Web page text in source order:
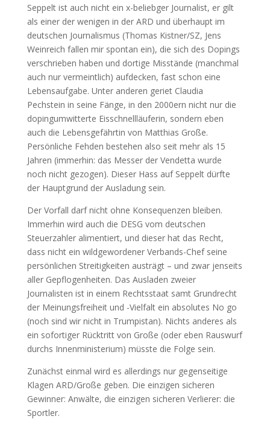
Seppelt ist auch nicht ein x-beliebger Journalist, er gilt
als einer der wenigen in der ARD und überhaupt im
deutschen Journalismus (Thomas Kistner/SZ, Jens
Weinreich fallen mir spontan ein), die sich des Dopings
verschrieben haben und dortige Misstände (manchmal
auch nur vermeintlich) aufdecken, fast schon eine
Lebensaufgabe. Unter anderen geriet Claudia
Pechstein in seine Fänge, in den 2000ern nicht nur die
dopingumwitterte Eisschnellläuferin, sondern eben
auch die Lebensgefährtin von Matthias Große.
Persönliche Fehden bestehen also seit mehr als 15
Jahren (immerhin: das Messer der Vendetta wurde
noch nicht gezogen). Dieser Hass auf Seppelt dürfte
der Hauptgrund der Ausladung sein.
Der Vorfall darf nicht ohne Konsequenzen bleiben.
Immerhin wird auch die DESG vom deutschen
Steuerzahler alimentiert, und dieser hat das Recht,
dass nicht ein wildgewordener Verbands-Chef seine
persönlichen Streitigkeiten austrägt – und zwar jenseits
aller Gepflogenheiten. Das Ausladen zweier
Journalisten ist in einem Rechtsstaat samt Grundrecht
der Meinungsfreiheit und -Vielfalt ein absolutes No go
(noch sind wir nicht in Trumpistan). Nichts anderes als
ein sofortiger Rücktritt von Große (oder eben Rauswurf
durchs Innenministerium) müsste die Folge sein.
Zunächst einmal wird es allerdings nur gegenseitige
Klagen ARD/Große geben. Die einzigen sicheren
Gewinner: Anwälte, die einzigen sicheren Verlierer: die
Sportler.